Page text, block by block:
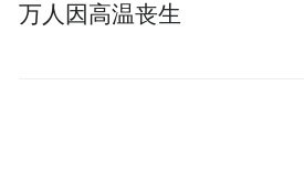
万人因高温丧生